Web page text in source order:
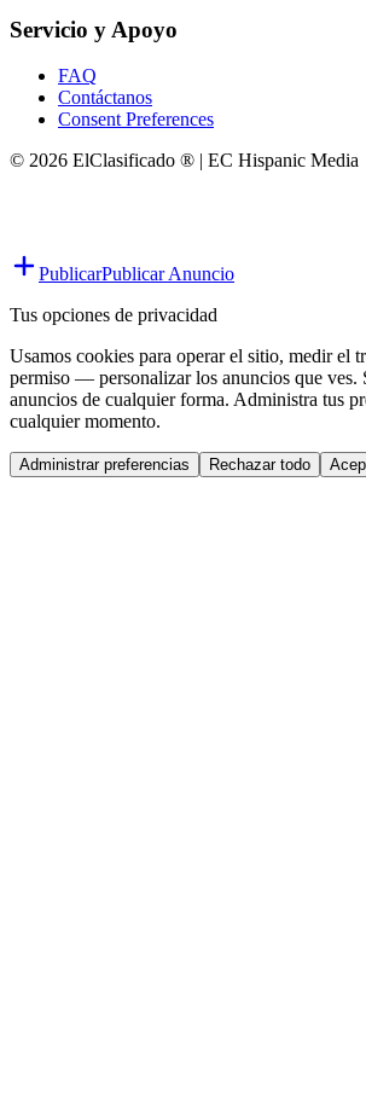
Servicio y Apoyo
FAQ
Contáctanos
Consent Preferences
© 2026 ElClasificado ® | EC Hispanic Media
PublicarPublicar Anuncio
Tus opciones de privacidad
Usamos cookies para operar el sitio, medir el
permiso — personalizar los anuncios que ves.
anuncios de cualquier forma. Administra tus
cualquier momento.
Administrar preferencias Rechazar todo